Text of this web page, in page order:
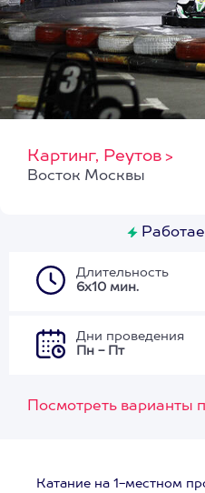
Картинг, Реутов >
Восток Москвы
Длительность
6х10 мин.
Дни проведения
Пн - Пт
Посмотреть варианты
Катание на 1-местном